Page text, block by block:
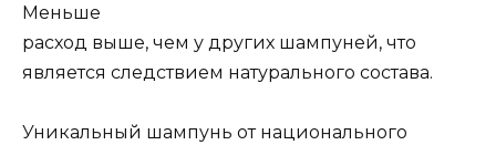
Меньше
расход выше, чем у других шампуней, что
является следствием натурального состава.
Уникальный шампунь от национального